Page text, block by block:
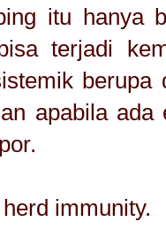
itu hanya
terjadi
apabila
immunity.